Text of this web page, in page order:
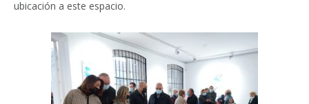
ubicación a este espacio.